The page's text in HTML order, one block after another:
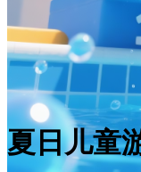
夏日儿童